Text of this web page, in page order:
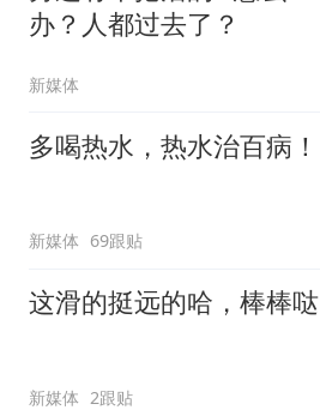
办？人都过去了？
新媒体
多喝热水，热水治百病！
新媒体 69跟贴
这滑的挺远的哈，棒棒哒
新媒体 2跟贴